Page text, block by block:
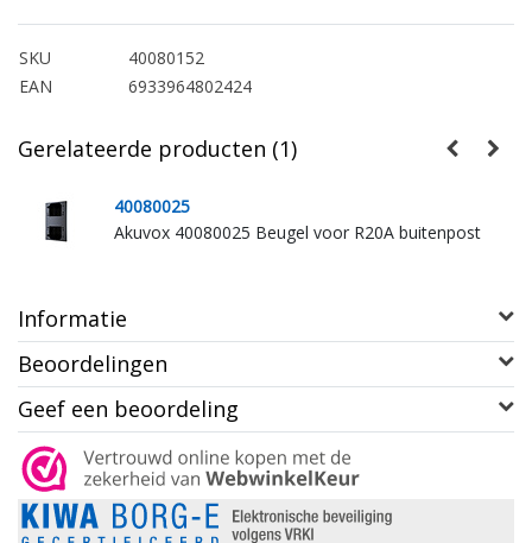
SKU
40080152
EAN
6933964802424
Gerelateerde producten (1)
40080025
Akuvox 40080025 Beugel voor R20A buitenpost
Informatie
Beoordelingen
Geef een beoordeling